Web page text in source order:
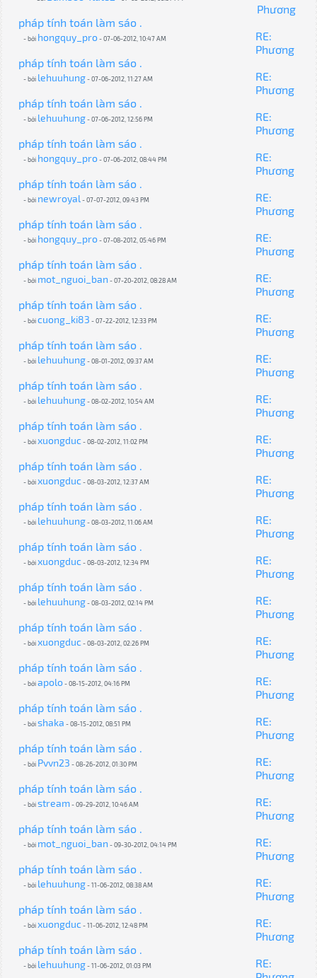
Phương
pháp tính toán làm sáo .
- bởi hongquy_pro- 07-06-2012, 10:47 AM
RE:
Phương
pháp tính toán làm sáo .
- bởi lehuuhung- 07-06-2012, 11:27 AM
RE:
Phương
pháp tính toán làm sáo .
- bởi lehuuhung- 07-06-2012, 12:56 PM
RE:
Phương
pháp tính toán làm sáo .
- bởi hongquy_pro- 07-06-2012, 08:44 PM
RE:
Phương
pháp tính toán làm sáo .
- bởi newroyal- 07-07-2012, 09:43 PM
RE:
Phương
pháp tính toán làm sáo .
- bởi hongquy_pro- 07-08-2012, 05:46 PM
RE:
Phương
pháp tính toán làm sáo .
- bởi mot_nguoi_ban - 07-20-2012, 08:28 AM
RE:
Phương
pháp tính toán làm sáo .
- bởicuong_ki83 - 07-22-2012, 12:33 PM
RE:
Phương
pháp tính toán làm sáo .
- bởi lehuuhung- 08-01-2012, 09:37 AM
RE:
Phương
pháp tính toán làm sáo .
- bởi lehuuhung- 08-02-2012, 10:54 AM
RE:
Phương
pháp tính toán làm sáo .
- bởixuongduc- 08-02-2012, 11:02 PM
RE:
Phương
pháp tính toán làm sáo .
- bởixuongduc- 08-03-2012, 12:37 AM
RE:
Phương
pháp tính toán làm sáo .
- bởi lehuuhung- 08-03-2012, 11:06 AM
RE:
Phương
pháp tính toán làm sáo .
- bởixuongduc- 08-03-2012, 12:34 PM
RE:
Phương
pháp tính toán làm sáo .
- bởi lehuuhung- 08-03-2012, 02:14 PM
RE:
Phương
pháp tính toán làm sáo .
- bởixuongduc- 08-03-2012, 02:26 PM
RE:
Phương
pháp tính toán làm sáo .
- bởiapolo- 08-15-2012, 04:16 PM
RE:
Phương
pháp tính toán làm sáo .
- bởishaka - 08-15-2012, 08:51 PM
RE:
Phương
pháp tính toán làm sáo .
- bởi Pvvn23 - 08-26-2012, 01:30 PM
RE:
Phương
pháp tính toán làm sáo .
- bởistream- 09-29-2012, 10:46 AM
RE:
Phương
pháp tính toán làm sáo .
- bởi mot_nguoi_ban - 09-30-2012, 04:14 PM
RE:
Phương
pháp tính toán làm sáo .
- bởi lehuuhung- 11-06-2012, 08:38 AM
RE:
Phương
pháp tính toán làm sáo .
- bởixuongduc- 11-06-2012, 12:48 PM
RE:
Phương
pháp tính toán làm sáo .
- bởi lehuuhung- 11-06-2012, 01:03 PM
RE: